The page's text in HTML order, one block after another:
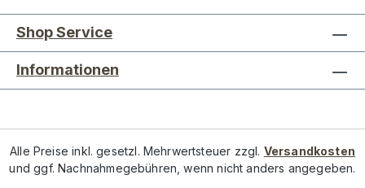
Shop Service
Informationen
Alle Preise inkl. gesetzl. Mehrwertsteuer zzgl. Versandkosten
und ggf. Nachnahmegebühren, wenn nicht anders angegeben.